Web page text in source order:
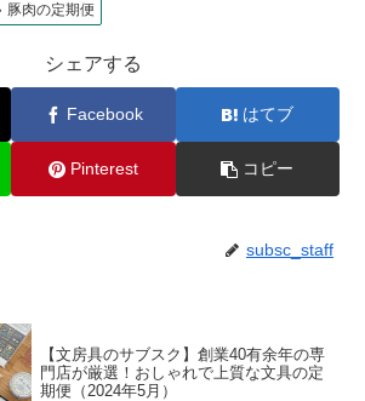
豚肉の定期便
シェアする
Facebook はてブ
Pinterest コピー
subsc_staff
【文房具のサブスク】創業40有余年の専
門店が厳選！おしゃれで上質な文具の定
期便（2024年5月）